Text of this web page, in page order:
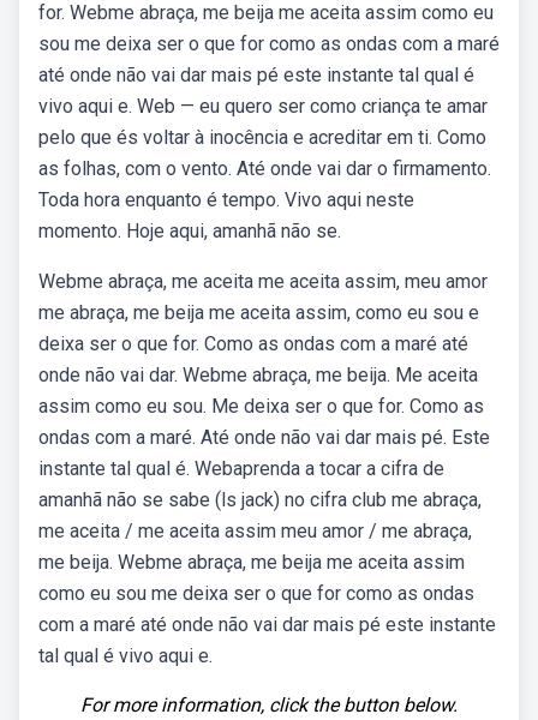
for. Webme abraça, me beija me aceita assim como eu
sou me deixa ser o que for como as ondas com a maré
até onde não vai dar mais pé este instante tal qual é
vivo aqui e. Web — eu quero ser como criança te amar
pelo que és voltar à inocência e acreditar em ti. Como
as folhas, com o vento. Até onde vai dar o firmamento.
Toda hora enquanto é tempo. Vivo aqui neste
momento. Hoje aqui, amanhã não se.
Webme abraça, me aceita me aceita assim, meu amor
me abraça, me beija me aceita assim, como eu sou e
deixa ser o que for. Como as ondas com a maré até
onde não vai dar. Webme abraça, me beija. Me aceita
assim como eu sou. Me deixa ser o que for. Como as
ondas com a maré. Até onde não vai dar mais pé. Este
instante tal qual é. Webaprenda a tocar a cifra de
amanhã não se sabe (ls jack) no cifra club me abraça,
me aceita / me aceita assim meu amor / me abraça,
me beija. Webme abraça, me beija me aceita assim
como eu sou me deixa ser o que for como as ondas
com a maré até onde não vai dar mais pé este instante
tal qual é vivo aqui e.
For more information, click the button below.